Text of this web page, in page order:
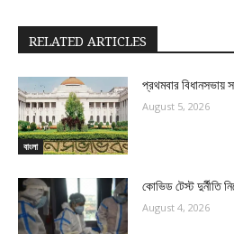
RELATED ARTICLES
বাংলা
প্রথমবার বিধানসভায়
August 5, 2026
কোভিড টেস্ট দুর্নীতি
August 4, 2026